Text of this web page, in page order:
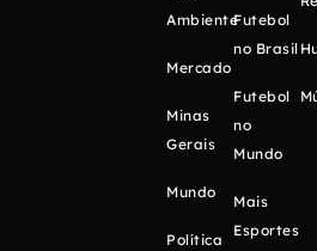
Ambiente
Mercado
Minas
Gerais
Mundo
Política
Futebol
no Brasil
Futebol
no
Mundo
Mais
Esportes